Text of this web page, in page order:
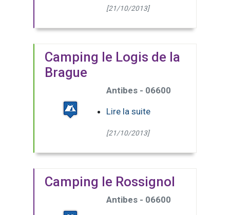
[21/10/2013]
Camping le Logis de la
Brague
Antibes - 06600
Lire la suite
[21/10/2013]
Camping le Rossignol
Antibes - 06600